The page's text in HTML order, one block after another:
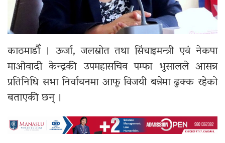
काठमाडौँ । ऊर्जा, जलस्रोत तथा सिंचाइमन्त्री एवं नेकपा
माओवादी केन्द्रकी उपमहासचिव पम्फा भुसालले आसन्न
प्रतिनिधि सभा निर्वाचनमा आफू विजयी बन्नेमा ढुक्क रहेको
बताएकी छन् ।